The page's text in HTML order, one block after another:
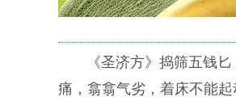
《圣济方》捣筛五钱
痛，翕翕气劣，着床不能